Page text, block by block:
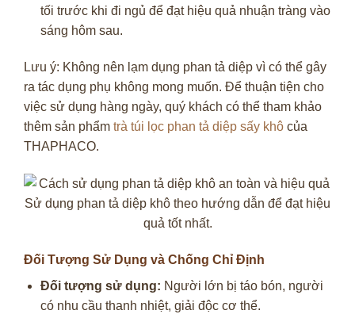
tối trước khi đi ngủ để đạt hiệu quả nhuận tràng vào
sáng hôm sau.
Lưu ý: Không nên lạm dụng phan tả diệp vì có thể gây
ra tác dụng phụ không mong muốn. Để thuận tiện cho
việc sử dụng hàng ngày, quý khách có thể tham khảo
thêm sản phẩm trà túi lọc phan tả diệp sấy khô của
THAPHACO.
Sử dụng phan tả diệp khô theo hướng dẫn để đạt hiệu
quả tốt nhất.
Đối Tượng Sử Dụng và Chống Chỉ Định
Đối tượng sử dụng: Người lớn bị táo bón, người
có nhu cầu thanh nhiệt, giải độc cơ thể.